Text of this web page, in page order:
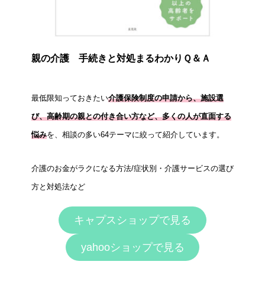
親の介護 手続きと対処まるわかりＱ＆Ａ
最低限知っておきたい介護保険制度の申請から、施設選
び、高齢期の親との付き合い方など、多くの人が直面する
悩みを、相談の多い64テーマに絞って紹介しています。
介護のお金がラクになる方法/症状別・介護サービスの選び
方と対処法など
キャプスショップで見る
yahooショップで見る